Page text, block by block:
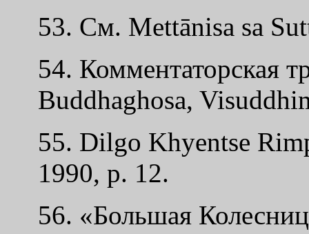
53. См. Mettānisa sa
54. Комментаторская
Buddhaghosa,
55. Dilgo Khyentse
1990, p. 12.
56. «Большая